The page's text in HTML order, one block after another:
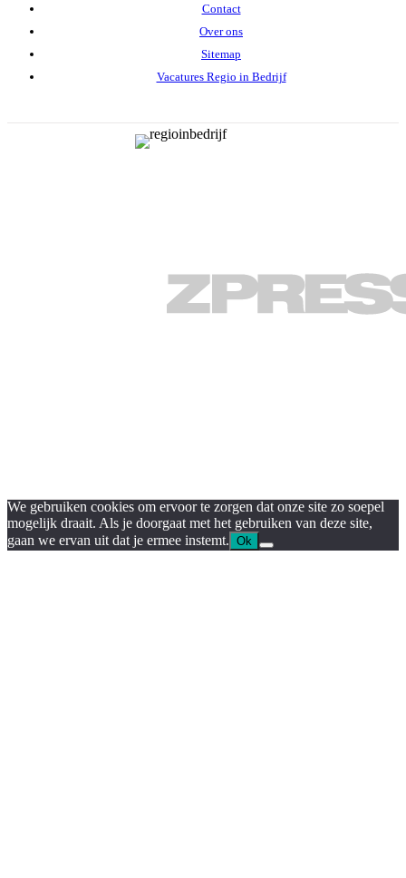
Contact
Over ons
Sitemap
Vacatures Regio in Bedrijf
We gebruiken cookies om ervoor te zorgen dat onze site zo soepel
mogelijk draait. Als je doorgaat met het gebruiken van deze site,
gaan we ervan uit dat je ermee instemt. Ok